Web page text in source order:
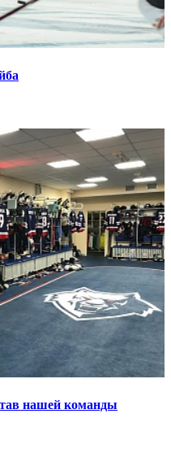
нашей команды